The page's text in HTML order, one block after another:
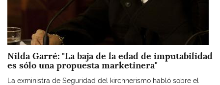
Nilda Garré: "La baja de la edad de imputabilidad
es sólo una propuesta marketinera"
La exministra de Seguridad del kirchnerismo habló sobre el